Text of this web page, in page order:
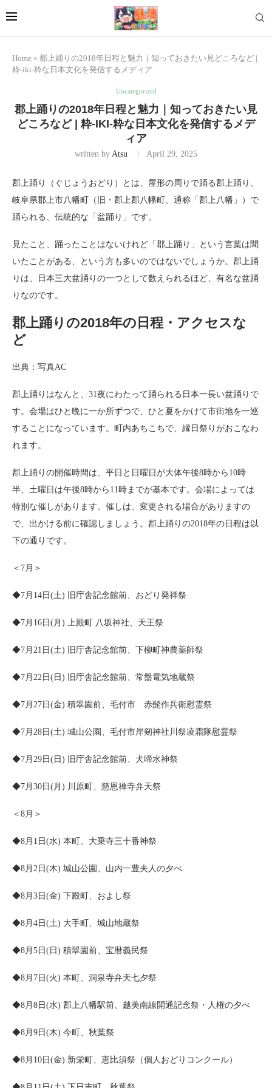
Home » 郡上踊りの2018年日程と魅力｜知っておきたい見どころなど |
粋-iki-粋な日本文化を発信するメディア
Uncategorized
郡上踊りの2018年日程と魅力｜知っておきたい見
どころなど | 粋-IKI-粋な日本文化を発信するメデ
ィア
written by Atsu April 29, 2025
郡上踊り（ぐじょうおどり）とは、屋形の周りで踊る郡上踊り、
岐阜県郡上市八幡町（旧・郡上郡八幡町、通称「郡上八幡」）で
踊られる、伝統的な「盆踊り」です。
見たこと、踊ったことはないけれど「郡上踊り」という言葉は聞
いたことがある、という方も多いのではないでしょうか。郡上踊
りは、日本三大盆踊りの一つとして数えられるほど、有名な盆踊
りなのです。
郡上踊りの2018年の日程・アクセスな
ど
出典：写真AC
郡上踊りはなんと、31夜にわたって踊られる日本一長い盆踊りで
す。会場はひと晩に一か所ずつで、ひと夏をかけて市街地を一巡
することになっています。町内あちこちで、縁日祭りがおこなわ
れます。
郡上踊りの開催時間は、平日と日曜日が大体午後8時から10時
半、土曜日は午後8時から11時までが基本です。会場によっては
特別な催しがあります。催しは、変更される場合がありますの
で、出かける前に確認しましょう。郡上踊りの2018年の日程は以
下の通りです。
＜7月＞
◆7月14日(土) 旧庁舎記念館前、おどり発祥祭
◆7月16日(月) 上殿町 八坂神社、天王祭
◆7月21日(土) 旧庁舎記念館前、下柳町神農薬師祭
◆7月22日(日) 旧庁舎記念館前、常盤電気地蔵祭
◆7月27日(金) 積翠園前、毛付市 赤髭作兵衛慰霊祭
◆7月28日(土) 城山公園、毛付市岸剱神社川祭凌霜隊慰霊祭
◆7月29日(日) 旧庁舎記念館前、犬啼水神祭
◆7月30日(月) 川原町、慈恩禅寺弁天祭
＜8月＞
◆8月1日(水) 本町、大乗寺三十番神祭
◆8月2日(木) 城山公園、山内一豊夫人の夕べ
◆8月3日(金) 下殿町、およし祭
◆8月4日(土) 大手町、城山地蔵祭
◆8月5日(日) 積翠園前、宝暦義民祭
◆8月7日(火) 本町、洞泉寺弁天七夕祭
◆8月8日(水) 郡上八幡駅前、越美南線開通記念祭・人権の夕べ
◆8月9日(木) 今町、秋葉祭
◆8月10日(金) 新栄町、恵比須祭（個人おどりコンクール）